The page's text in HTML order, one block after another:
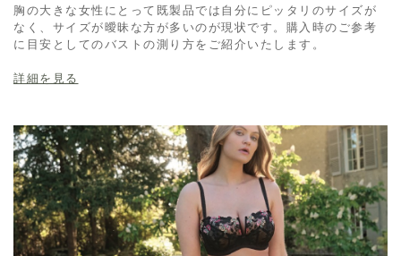
胸の大きな女性にとって既製品では自分にピッタリのサイズが
なく、サイズが曖昧な方が多いのが現状です。購入時のご参考
に目安としてのバストの測り方をご紹介いたします。
詳細を見る